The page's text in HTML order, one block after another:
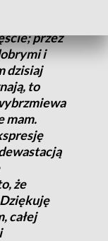
przez
i
dzisiaj
to
mam.
że
całej